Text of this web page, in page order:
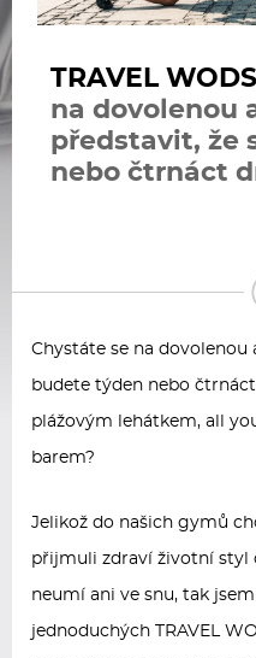
TRAVEL WODS
na dovolenou
představit, že
nebo čtrnáct
Chystáte se na dovolenou
budete týden nebo
plážovým lehátkem, all
barem?
Jelikož do našich gymů
přijmuli zdraví životní styl
neumí ani ve snu, tak
jednoduchých TRAVEL